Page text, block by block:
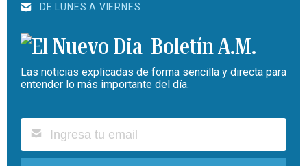
DE LUNES A VIERNES
Boletín A.M.
Las noticias explicadas de forma sencilla y directa para
entender lo más importante del día.